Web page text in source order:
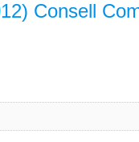
Consell